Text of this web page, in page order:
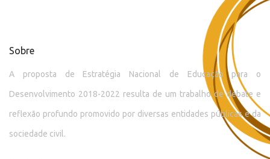
Sobre
A proposta de Estratégia Nacional de Educação para o
Desenvolvimento 2018-2022 resulta de um trabalho de debate e
reflexão profundo promovido por diversas entidades públicas e da
sociedade civil.